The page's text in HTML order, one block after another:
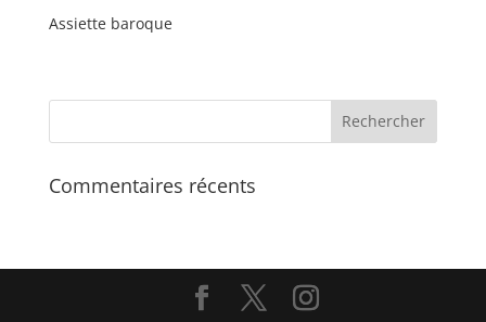
Assiette baroque
Commentaires récents